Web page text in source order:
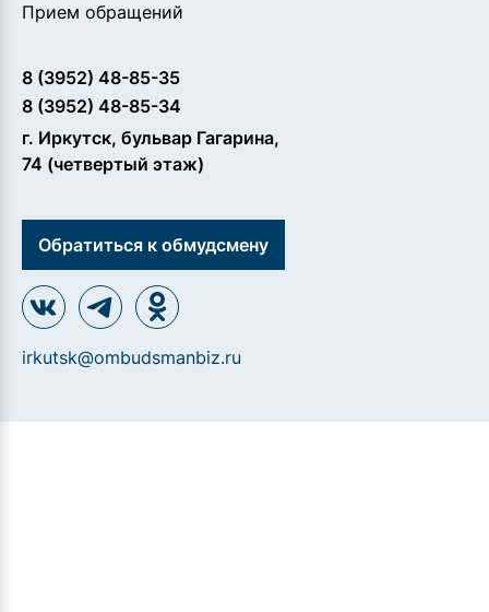
Прием обращений
8 (3952) 48-85-35
8 (3952) 48-85-34
г. Иркутск, бульвар Гагарина,
74 (четвертый этаж)
Обратиться к обмудсмену
irkutsk@ombudsmanbiz.ru